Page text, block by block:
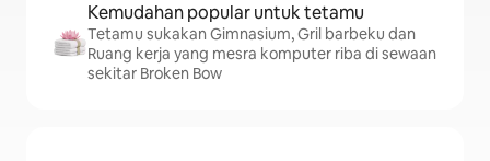
Kemudahan popular untuk tetamu
Tetamu sukakan Gimnasium, Gril barbeku dan
Ruang kerja yang mesra komputer riba di sewaan
sekitar Broken Bow